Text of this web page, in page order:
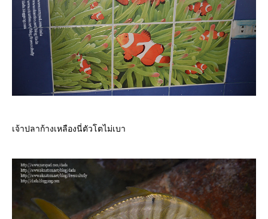
เจ้าปลาก้างเหลืองนี่ตัวโตไม่เบา